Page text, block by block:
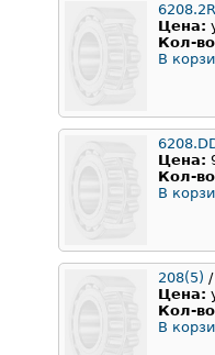
Цена:
Кол-
В
Цена:
Кол-
В
208(5)
Цена:
Кол-
В